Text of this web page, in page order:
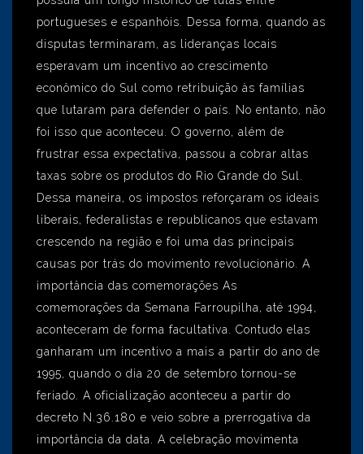
portugueses e espanhóis. Dessa forma, quando as
disputas terminaram, as lideranças locais
esperavam um incentivo ao crescimento
econômico do Sul como retribuição às famílias
que lutaram para defender o país. No entanto, não
foi isso que aconteceu. O governo, além de
frustrar essa expectativa, passou a cobrar altas
taxas sobre os produtos do Rio Grande do Sul.
Dessa maneira, os impostos reforçaram os ideais
liberais, federalistas e republicanos que estavam
crescendo na região e foi uma das principais
causas por trás do movimento revolucionário. A
importância das comemorações As
comemorações da Semana Farroupilha, até 1994,
aconteceram de forma facultativa. Contudo elas
ganharam um incentivo a mais a partir do ano de
1995, quando o dia 20 de setembro tornou-se
feriado. A oficialização aconteceu a partir do
decreto N.36.180 e veio sobre a prerrogativa da
importância da data. A celebração movimenta